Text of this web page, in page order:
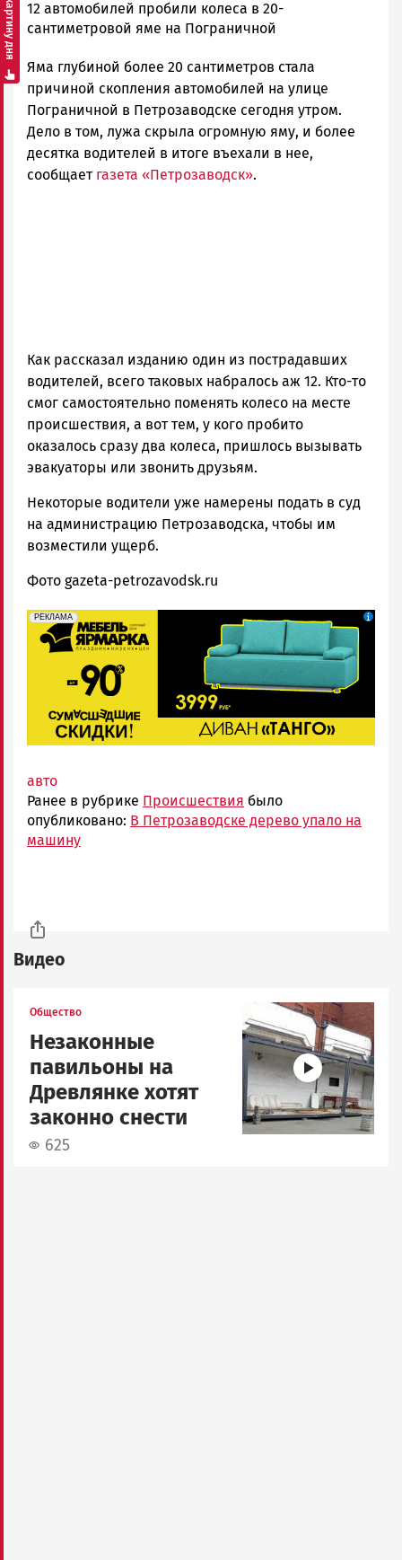
admintimur
Новости
и
Карелии
|
Петрозаводск
ГОВОРИТ
12 автомобилей пробили колеса в 20-
сантиметровой яме на Пограничной
Яма глубиной более 20 сантиметров стала
причиной скопления автомобилей на улице
Пограничной в Петрозаводске сегодня утром.
Дело в том, лужа скрыла огромную яму, и более
десятка водителей в итоге въехали в нее,
сообщает газета «Петрозаводск».
Как рассказал изданию один из пострадавших
водителей, всего таковых набралось аж 12. Кто-то
смог самостоятельно поменять колесо на месте
происшествия, а вот тем, у кого пробито
оказалось сразу два колеса, пришлось вызывать
эвакуаторы или звонить друзьям.
Некоторые водители уже намерены подать в суд
на администрацию Петрозаводска, чтобы им
возместили ущерб.
Фото gazeta-petrozavodsk.ru
erid: 2SDnjeFymr3
РЕКЛАМА
Реклама
авто
Ранее в рубрике Происшествия было
опубликовано: В Петрозаводске дерево упало на
машину
Видео
Общество
Незаконные
павильоны на
Древлянке хотят
законно снести
625
Image